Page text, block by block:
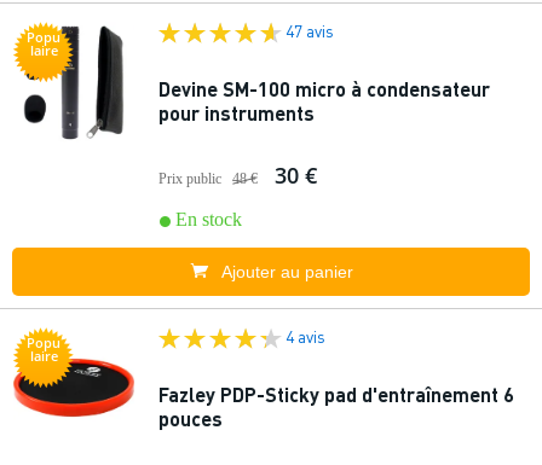
Popu
laire
47 avis
Devine SM-100 micro à condensateur
pour instruments
Prix public 48 € 30 €
En stock
Ajouter au panier
Popu
laire
4 avis
Fazley PDP-Sticky pad d'entraînement 6
pouces